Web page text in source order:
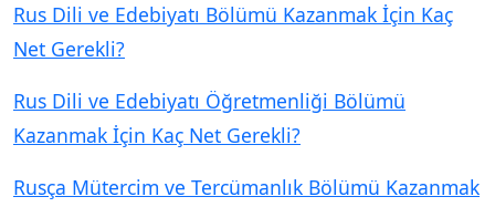
Rus Dili ve Edebiyatı Bölümü Kazanmak İçin Kaç
Net Gerekli?
Rus Dili ve Edebiyatı Öğretmenliği Bölümü
Kazanmak İçin Kaç Net Gerekli?
Rusça Mütercim ve Tercümanlık Bölümü Kazanmak